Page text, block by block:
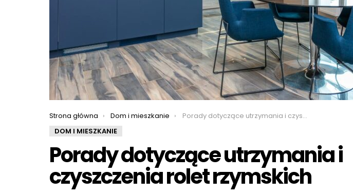
You are here:
Strona główna Dom i mieszkanie
Porady dotyczące utrzymania i czyszczenia rolet rzymskich
DOM I MIESZKANIE
Porady dotyczące utrzymania i
czyszczenia rolet rzymskich